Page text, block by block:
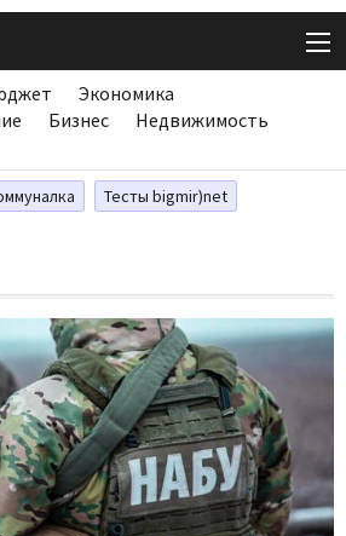
Экономика
Бизнес
Недвижимость
Тесты bigmir)net